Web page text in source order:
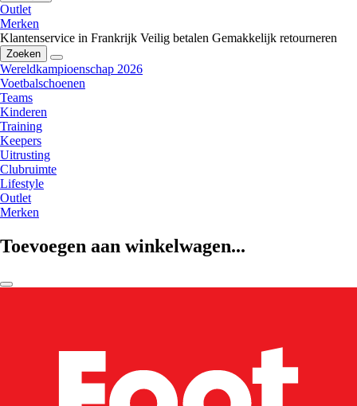
Outlet
Merken
Klantenservice in Frankrijk Veilig betalen Gemakkelijk retourneren
Zoeken
Wereldkampioenschap 2026
Voetbalschoenen
Teams
Kinderen
Training
Keepers
Uitrusting
Clubruimte
Lifestyle
Outlet
Merken
Toevoegen aan winkelwagen...